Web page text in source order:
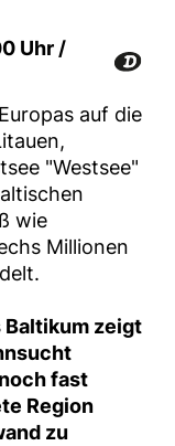
Uhr /
auf die
"Westsee"
wie
Millionen
Baltikum zeigt
fast
Region
zu